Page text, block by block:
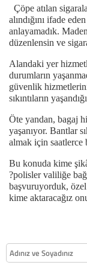
Çöpe atılan
alındığını ifade
anlayamadık.
düzenlensin ve
Alandaki yer
durumların
güvenlik
sıkıntıların
Öte yandan, bagaj
yaşanıyor. Bantlar
almak için saatlerce
Bu konuda kime
?polisler valiliğe
başvuruyorduk, özel
kime aktaracağız